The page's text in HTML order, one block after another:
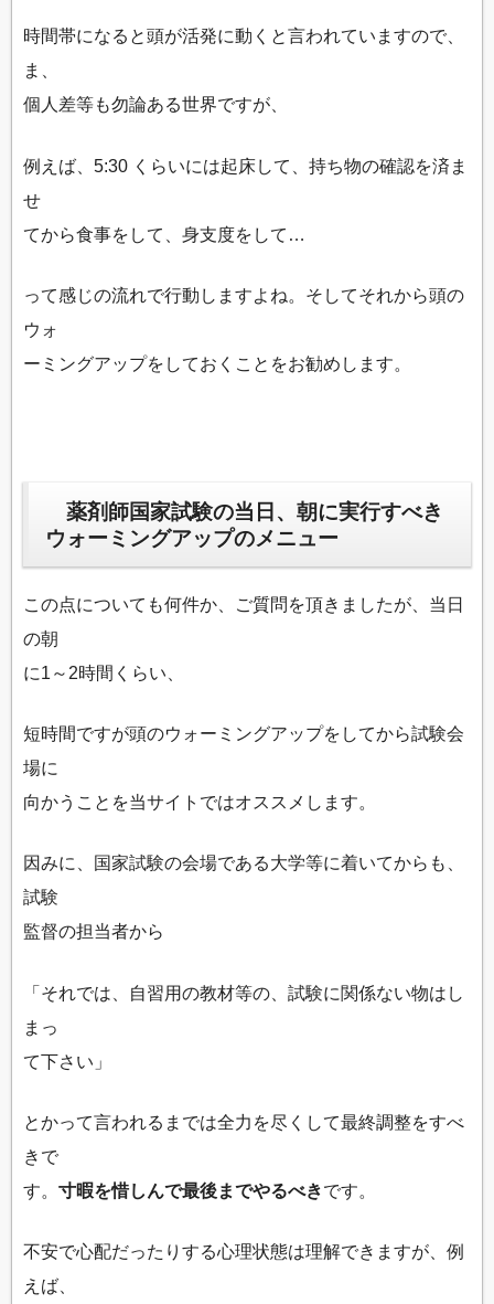
時間帯になると頭が活発に動くと言われていますので、
ま、
個人差等も勿論ある世界ですが、
例えば、5:30 くらいには起床して、持ち物の確認を済ま
せ
てから食事をして、身支度をして…
って感じの流れで行動しますよね。そしてそれから頭の
ウォ
ーミングアップをしておくことをお勧めします。
薬剤師国家試験の当日、朝に実行すべき
ウォーミングアップのメニュー
この点についても何件か、ご質問を頂きましたが、当日
の朝
に1～2時間くらい、
短時間ですが頭のウォーミングアップをしてから試験会
場に
向かうことを当サイトではオススメします。
因みに、国家試験の会場である大学等に着いてからも、
試験
監督の担当者から
「それでは、自習用の教材等の、試験に関係ない物はし
まっ
て下さい」
とかって言われるまでは全力を尽くして最終調整をすべ
きで
す。 寸暇を惜しんで最後までやるべきです。
不安で心配だったりする心理状態は理解できますが、例
えば、